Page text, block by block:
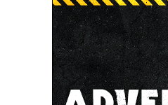
● मध्यप्रदेश में सृजन संवाद अभियान